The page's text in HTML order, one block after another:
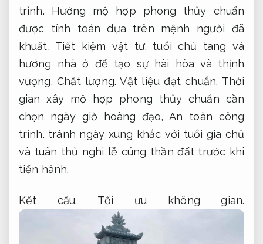
trình. Hướng mộ hợp phong thủy chuẩn
được tính toán dựa trên mệnh người đã
khuất, Tiết kiệm vật tư. tuổi chủ tang và
hướng nhà ở để tạo sự hài hòa và thịnh
vượng.Chất lượng. Vật liệu đạt chuẩn. Thời
gian xây mộ hợp phong thủy chuẩn cần
chọn ngày giờ hoàng đạo,An toàn công
trình. tránh ngày xung khắc với tuổi gia chủ
và tuân thủ nghi lễ cúng thần đất trước khi
tiến hành.
Kết cấu. Tối ưu không gian.